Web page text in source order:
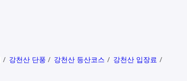
강천산 단풍 강천산 등산코스
강천산 입장료